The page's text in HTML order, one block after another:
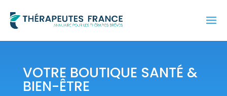
VOTRE BOUTIQUE SANTÉ &
BIEN-ÊTRE